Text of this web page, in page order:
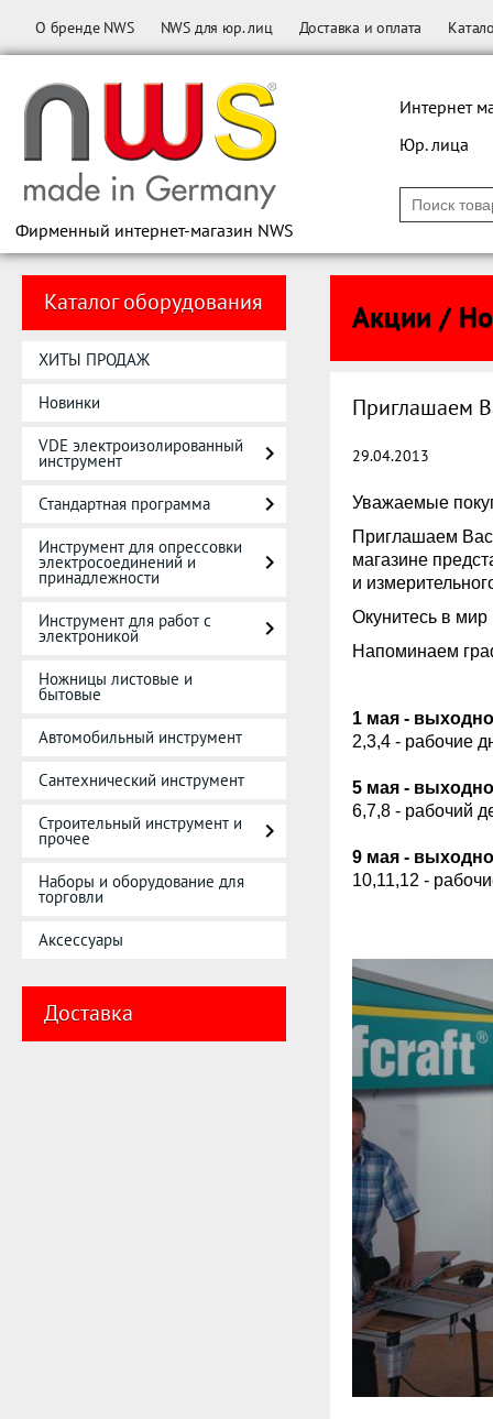
О бренде NWS NWS для юр. лиц Доставка и оплата
Фирменный интернет-магазин NWS
Интернет
Юр. лица
Каталог оборудования
ХИТЫ ПРОДАЖ
Новинки
VDE электроизолированный
инструмент
Стандартная программа
Инструмент для опрессовки
электросоединений и
принадлежности
Инструмент для работ с
электроникой
Ножницы листовые и
бытовые
Автомобильный инструмент
Сантехнический инструмент
Строительный инструмент и
прочее
Наборы и оборудование для
торговли
Аксессуары
Доставка
Акции /
Приглашаем
29.04.2013
Уважаемые
Приглашаем Вас
магазине
и
Окунитесь в
Напоминаем
1 мая -
2,3,4 - рабочие
5 мая -
6,7,8 - рабочий
9 мая -
10,11,12 -